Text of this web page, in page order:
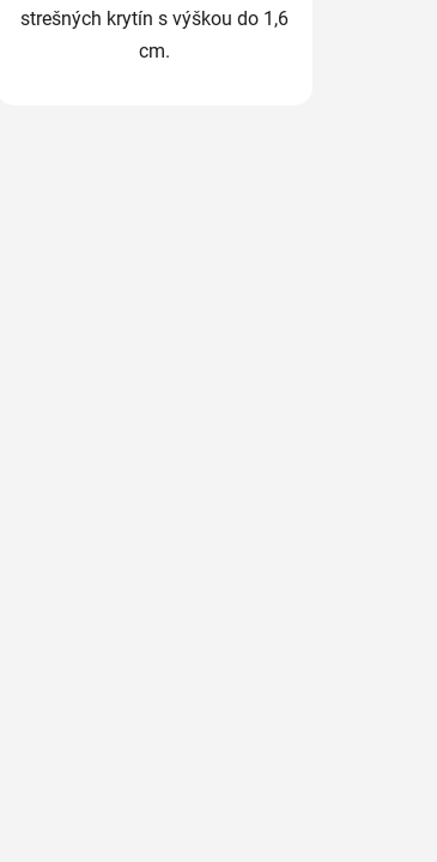
strešných krytín s výškou do 1,6
cm.